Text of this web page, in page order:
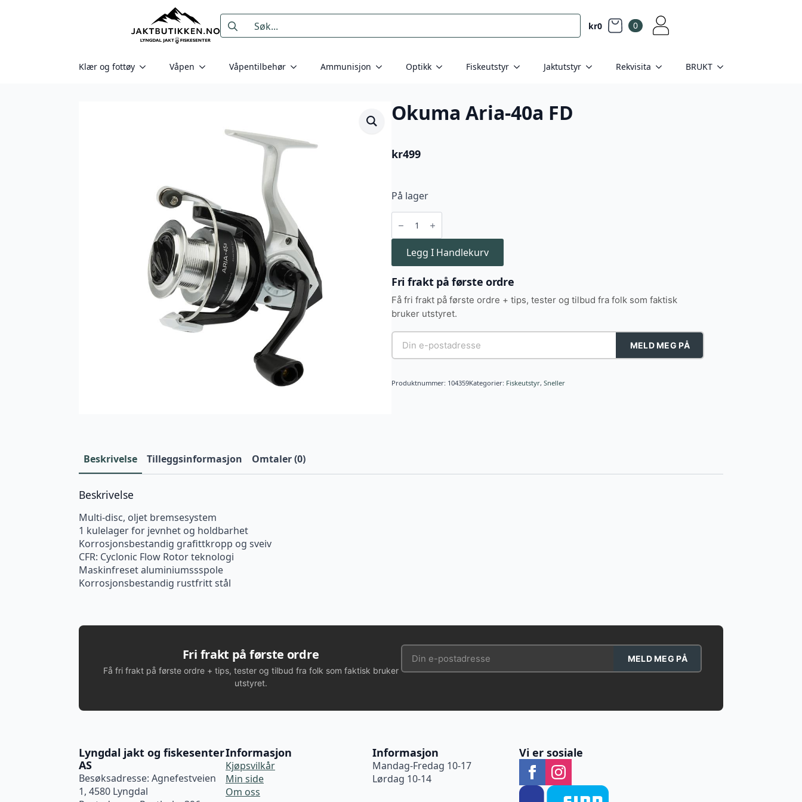
Search
for:
kr0 0
Klær og fottøy Våpen Våpentilbehør Ammunisjon Optikk Fiskeutstyr Jaktutstyr Rekvisita BRUKT
Okuma Aria-40a FD
kr499
På lager
Okuma
Aria-
FD
antallLegg I Handlekurv
Fri frakt på første ordre
Få fri frakt på første ordre + tips, tester og tilbud fra folk som faktisk
bruker utstyret.
MELD MEG PÅ
Produktnummer: 104359Kategorier: Fiskeutstyr, Sneller
Beskrivelse Tilleggsinformasjon Omtaler (0)
Beskrivelse
Multi-disc, oljet bremsesystem
1 kulelager for jevnhet og holdbarhet
Korrosjonsbestandig grafittkropp og sveiv
CFR: Cyclonic Flow Rotor teknologi
Maskinfreset aluminiumssspole
Korrosjonsbestandig rustfritt stål
Fri frakt på første ordre
Få fri frakt på første ordre + tips, tester og tilbud fra folk som faktisk bruker
utstyret.
MELD MEG PÅ
Lyngdal jakt og fiskesenter
AS
Besøksadresse: Agnefestveien
1, 4580 Lyngdal
Informasjon
Kjøpsvilkår
Min side
Om oss
Informasjon
Mandag-Fredag 10-17
Lørdag 10-14
Vi er sosiale